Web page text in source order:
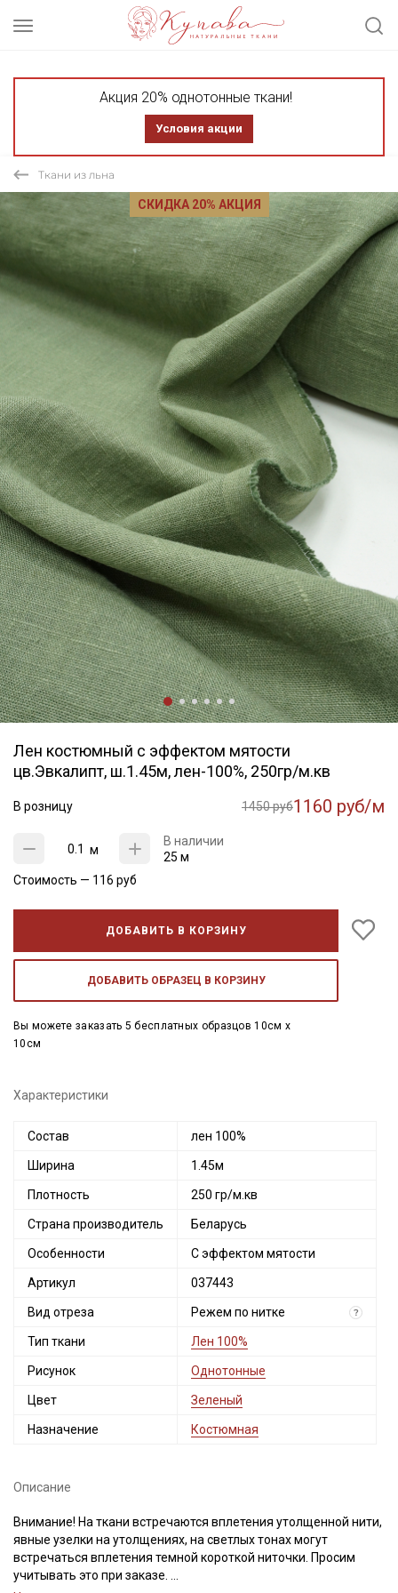
Акция 20% однотонные ткани!
Условия акции
Ткани из льна
СКИДКА 20% АКЦИЯ
Лен костюмный с эффектом мятости
цв.Эвкалипт, ш.1.45м, лен-100%, 250гр/м.кв
В розницу 1450 руб1160 руб/м
м
В наличии
25 м
Стоимость — 116 руб
ДОБАВИТЬ В КОРЗИНУ
ДОБАВИТЬ ОБРАЗЕЦ В КОРЗИНУ
Вы можете заказать 5 бесплатных образцов 10см x
10см
Характеристики
Состав лен 100%
Ширина 1.45м
Плотность 250 гр/м.кв
Страна производитель Беларусь
Особенности С эффектом мятости
Артикул 037443
Вид отреза Режем по нитке ?
Тип ткани Лен 100%
Рисунок Однотонные
Цвет Зеленый
Назначение Костюмная
Описание
Внимание! На ткани встречаются вплетения утолщенной нити,
явные узелки на утолщениях, на светлых тонах могут
встречаться вплетения темной короткой ниточки. Просим
учитывать это при заказе.